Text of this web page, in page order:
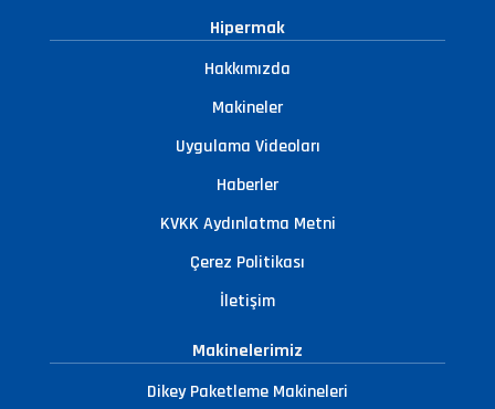
Hipermak
Hakkımızda
Makineler
Uygulama Videoları
Haberler
KVKK Aydınlatma Metni
Çerez Politikası
İletişim
Makinelerimiz
Dikey Paketleme Makineleri